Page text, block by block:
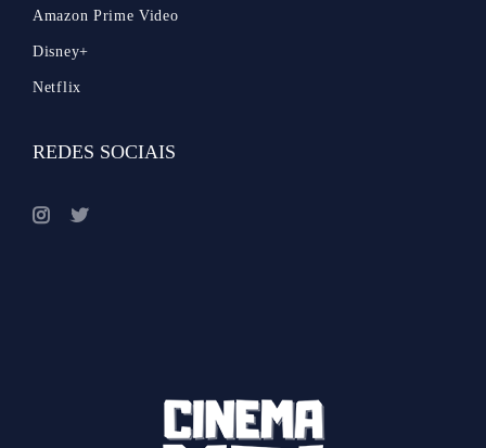
Amazon Prime Video
Disney+
Netflix
REDES SOCIAIS